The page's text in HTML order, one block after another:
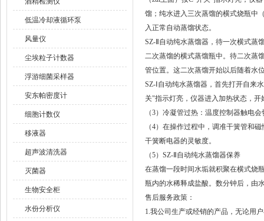
低温冷却液循环泵
风量仪
尘埃粒子计数器
浮游细菌采样器
安东帕密度计
细胞计数仪
移液器
超声波清洗器
灭菌器
生物安全柜
水份分析仪
馏；纯水进入三次蒸馏的横式烧瓶中
入正常自动蒸馏状态。
SZ-Ⅱ自动纯水蒸馏器，待一次横式蒸
二次蒸馏的横式蒸馏瓶中。待二次蒸
管位置。这二次蒸馏开始以后随着水
SZ-Ⅰ自动纯水蒸馏器，首先打开自来
关"指示灯亮，仪器进入加热状态，开
（3）冷凝管过热：温度控制器触电
（4）在操作过程中，调准干簧管和
干簧断电器的灵敏度。
（5）SZ-Ⅱ自动纯水蒸馏器保养
在蒸馏一段时间水垢就积聚在横式烧
瓶内的水稀释成盐酸。数分钟后，由
售后服务政策：
1.我公司生产或经销的产品，无论用